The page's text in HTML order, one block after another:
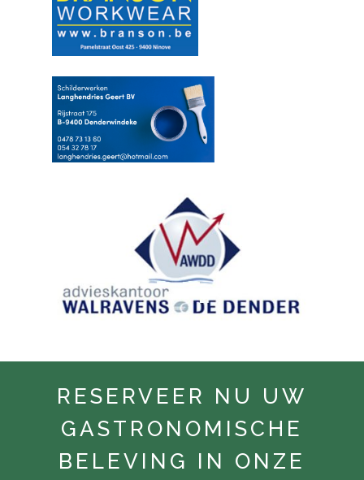
RESERVEER NU UW
GASTRONOMISCHE
BELEVING IN ONZE